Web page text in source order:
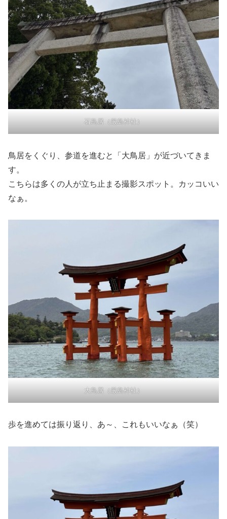
石鳥居（厳島神社）
鳥居をくぐり、参道を進むと「大鳥居」が近づいてきま
す。
こちらは多くの人が立ち止まる撮影スポット。カッコいい
なぁ。
大鳥居（厳島神社）
歩を進めては振り返り、あ～、これもいいなぁ（笑）